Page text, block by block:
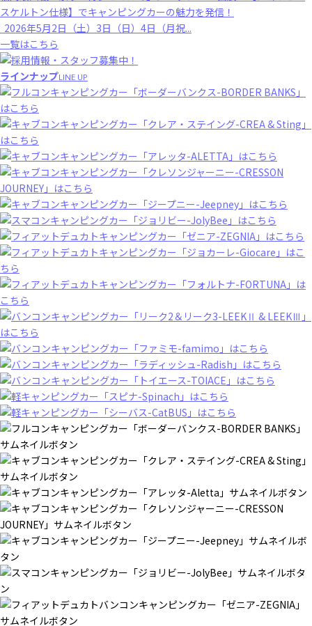
スケルトン仕様】でキャンピングカーの魅力を発信！
2026年5月2日（土）3日（日）4日（月祝...
一覧はこちら
ラインナップLINE UP